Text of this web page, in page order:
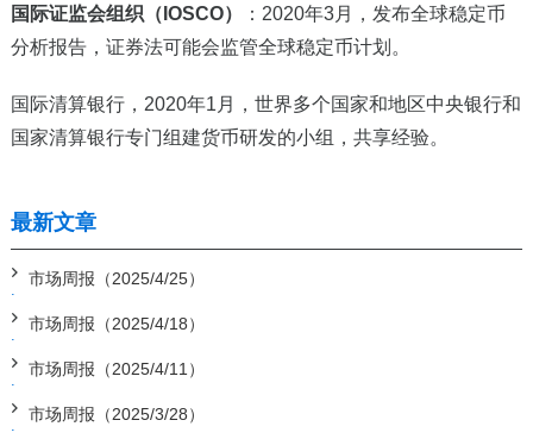
国际证监会组织（IOSCO）
：2020年3月，发布全球稳定币
分析报告，证券法可能会监管全球稳定币计划。
国际清算银行，2020年1月，世界多个国家和地区中央银行和
国家清算银行专门组建货币研发的小组，共享经验。
最新文章
市场周报（2025/4/25）
市场周报（2025/4/18）
市场周报（2025/4/11）
市场周报（2025/3/28）